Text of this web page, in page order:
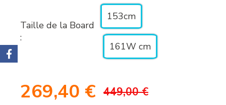
Taille de la Board
:
153cm
161W cm
269,40 € 449,00 €